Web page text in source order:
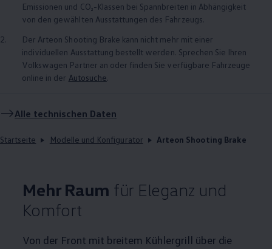
Emissionen und CO₂-Klassen bei Spannbreiten in Abhängigkeit
von den gewählten Ausstattungen des Fahrzeugs.
2.
Der Arteon Shooting Brake kann nicht mehr mit einer
individuellen Ausstattung bestellt werden. Sprechen Sie Ihren
Volkswagen Partner an oder finden Sie verfügbare Fahrzeuge
online in der Autosuche
Alle technischen Daten
Startseite Modelle und Konfigurator Arteon Shooting Brake
Mehr Raum für Eleganz und
Komfort
Von der Front mit breitem Kühlergrill über die